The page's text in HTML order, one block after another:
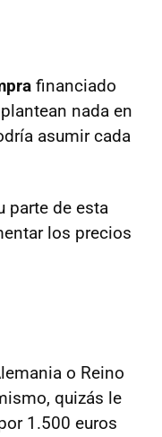
financiado
nada en
asumir cada
parte de esta
los precios
o Reino
quizás le
1.500 euros